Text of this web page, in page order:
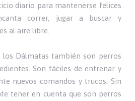
diario para mantenerse felices
correr, jugar a buscar y
al aire libre.
los Dálmatas también son perros
Son fáciles de entrenar y
nuevos comandos y trucos. Sin
tener en cuenta que son perros